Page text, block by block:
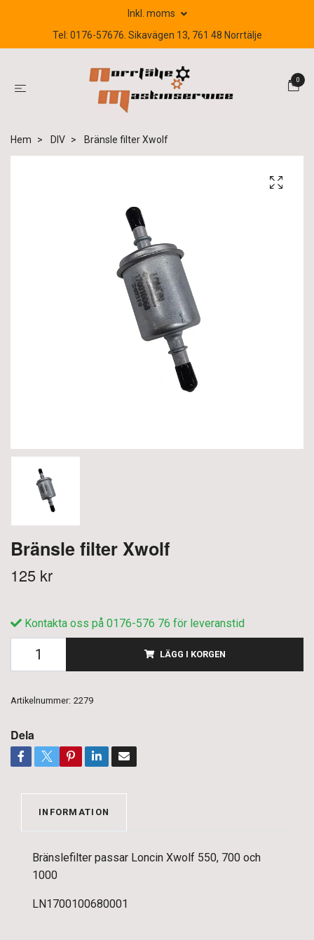
Inkl. moms
Tel: 0176-57676. Sikavägen 13, 761 48 Norrtälje
0
Hem DIV Bränsle filter Xwolf
Bränsle filter Xwolf
125 kr
Kontakta oss på 0176-576 76 för leveranstid
LÄGG I KORGEN
Artikelnummer: 2279
Dela
INFORMATION
Bränslefilter passar Loncin Xwolf 550, 700 och
1000
LN1700100680001